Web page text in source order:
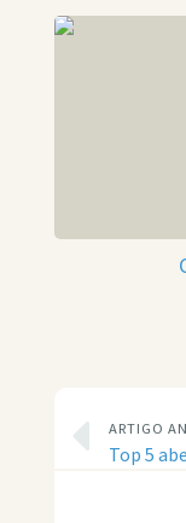
ARTIGO
Top 5